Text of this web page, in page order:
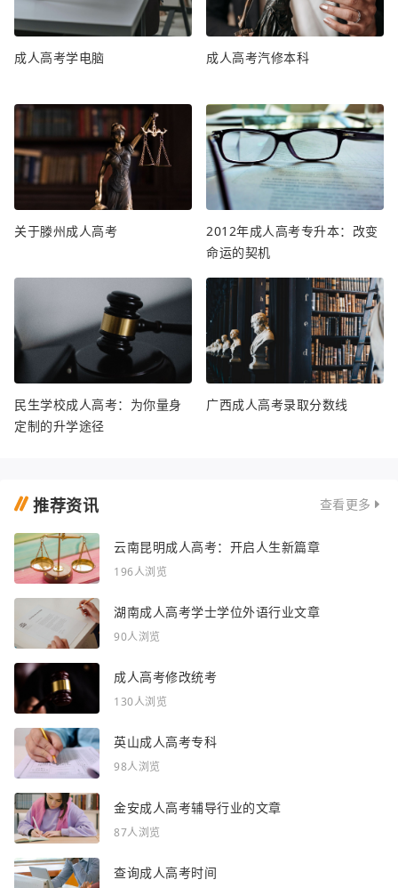
成人高考学电脑 成人高考汽修本科
关于滕州成人高考
2012年成人高考专升本：改变
命运的契机
民生学校成人高考：为你量身
定制的升学途径
广西成人高考录取分数线
推荐资讯 查看更多
云南昆明成人高考：开启人生新篇章
196人浏览
湖南成人高考学士学位外语行业文章
90人浏览
成人高考修改统考
130人浏览
英山成人高考专科
98人浏览
金安成人高考辅导行业的文章
87人浏览
查询成人高考时间